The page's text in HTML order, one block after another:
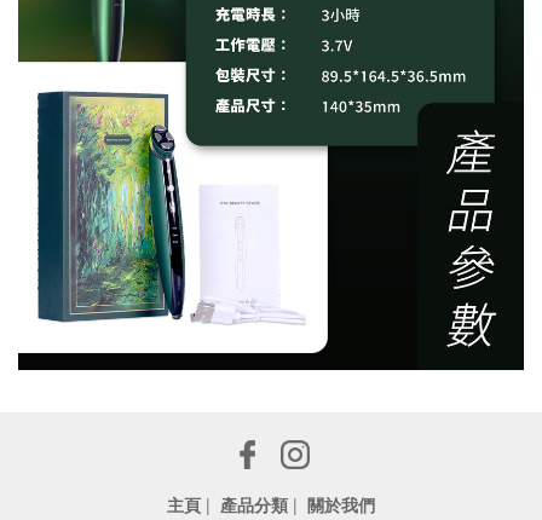
主頁 | 產品分類 | 關於我們